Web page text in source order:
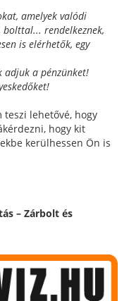
amelyek valódi
bolttal... rendelkeznek,
is elérhetők, egy
adjuk a pénzünket!
lehetővé, hogy
hogy kit
kerülhessen Ön is
– Zárbolt és